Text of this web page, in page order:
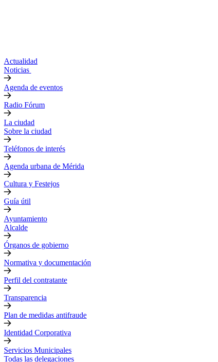
Actualidad
Noticias
Agenda de eventos
Radio Fórum
La ciudad
Sobre la ciudad
Teléfonos de interés
Agenda urbana de Mérida
Cultura y Festejos
Guía útil
Ayuntamiento
Alcalde
Órganos de gobierno
Normativa y documentación
Perfil del contratante
Transparencia
Plan de medidas antifraude
Identidad Corporativa
Servicios Municipales
Todas las delegaciones